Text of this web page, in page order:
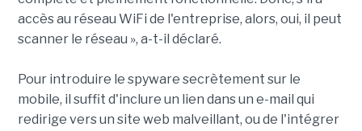
accès au réseau WiFi de l'entreprise, alors, oui, il peut
scanner le réseau », a-t-il déclaré.
Pour introduire le spyware secrètement sur le
mobile, il suffit d'inclure un lien dans un e-mail qui
redirige vers un site web malveillant, ou de l'intégrer